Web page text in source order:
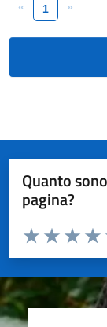
« 1 »
Quanto
pagina?
Valuta da 1 a 5
Valuta
Valuta 2
Valuta 1 stelle